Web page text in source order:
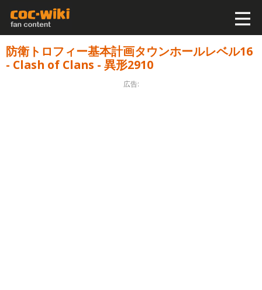
防衛トロフィー基本計画タウンホールレベル16
- Clash of Clans - 異形2910
広告: